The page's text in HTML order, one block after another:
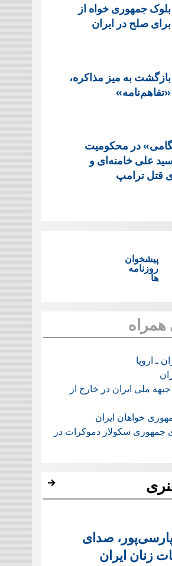
بلوک جمهوری خواه از
صلح در ایران
به میز مذاکره،
در محکومیت
علی خامنه‌ای و
قتل ترامپ
پیشخوان
روزنامه
ها
ـ اروپا
ملی ایران در خارج از
خواهان ایران
جمهوری سکولار دموکرات در
صدای
زنان ایران